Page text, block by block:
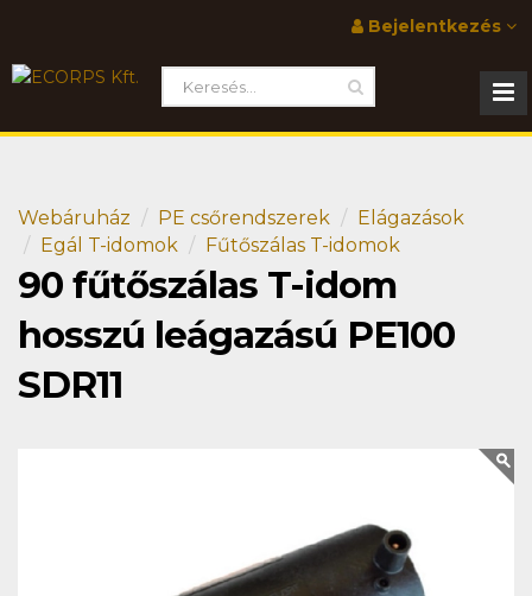
Bejelentkezés
Webáruház PE csőrendszerek
Elágazások
Egál T-idomok
Fűtőszálas T-idomok
90 fűtőszálas T-idom
hosszú leágazású PE100
SDR11